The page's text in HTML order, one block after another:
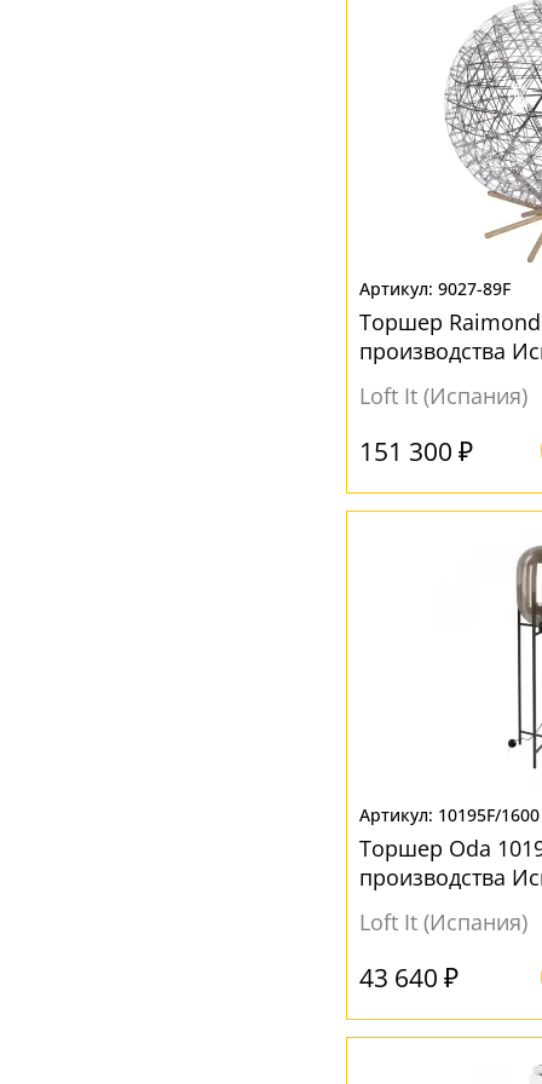
9027-89F
Торшер Raimond
производства
Loft It (Испания)
151 300 ₽
10195F/
Торшер Oda
производства
Loft It (Испания)
43 640 ₽